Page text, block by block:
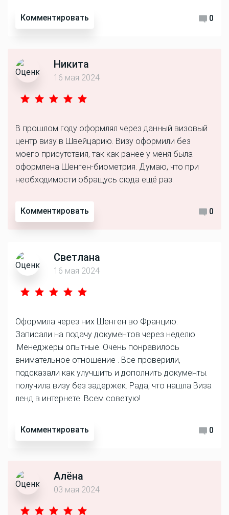
Комментировать 0
Никита
16 мая 2024
В прошлом году оформлял через данный визовый
центр визу в Швейцарию. Визу оформили без
моего присутствия, так как ранее у меня была
оформлена Шенген-биометрия. Думаю, что при
необходимости обращусь сюда ещё раз.
Комментировать 0
Светлана
16 мая 2024
Оформила через них Шенген во Францию.
Записали на подачу документов через неделю
.Менеджеры опытные. Очень понравилось
внимательное отношение . Все проверили,
подсказали как улучшить и дополнить документы.
получила визу без задержек. Рада, что нашла Виза
ленд в интернете. Всем советую!
Комментировать 0
Алёна
03 мая 2024